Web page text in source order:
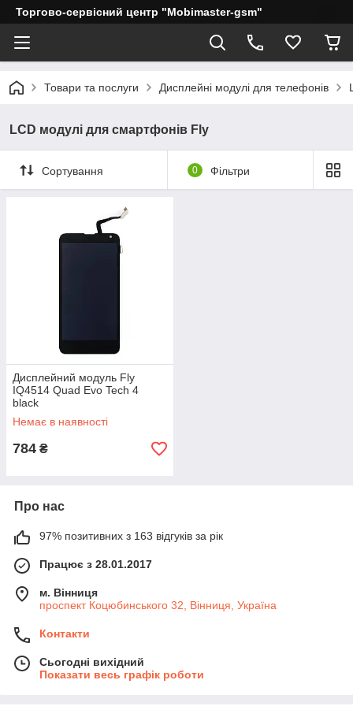
Торгово-сервісний центр "Mobimaster-gsm"
Товари та послуги Дисплейні модулі для телефонів
LCD модулі для смартфонів Fly
Сортування 0 Фільтри
Дисплейний модуль Fly
IQ4514 Quad Evo Tech 4
black
Немає в наявності
784 ₴
Про нас
97% позитивних з 163 відгуків за рік
Працює з 28.01.2017
м. Вінниця
проспект Коцюбинського 32, Вінниця, Україна
Контакти
Сьогодні вихідний
Показати весь графік роботи